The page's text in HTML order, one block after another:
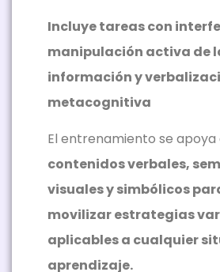
Incluye tareas con
manipulación activa de
información y
metacognitiva
El entrenamiento se apoya
contenidos verbales,
visuales y simbólicos
movilizar estrategias
aplicables a cualquier
aprendizaje.